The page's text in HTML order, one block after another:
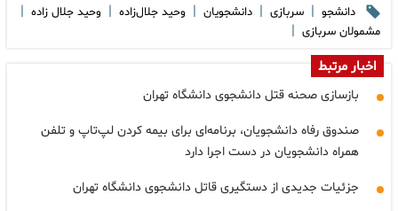
دانشجو | سربازی | دانشجویان | وحید جلال‌زاده | وحید جلال زاده |
مشمولان سربازی |
اخبار مرتبط
بازسازی صحنه قتل دانشجوی دانشگاه تهران
صندوق رفاه دانشجویان، برنامه‌ای برای بیمه کردن لپ‌تاپ و تلفن
همراه دانشجویان در دست اجرا دارد
جزئیات جدیدی از دستگیری قاتل دانشجوی دانشگاه تهران